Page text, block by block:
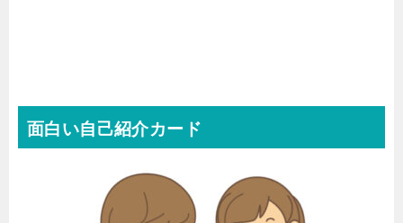
面白い自己紹介カード